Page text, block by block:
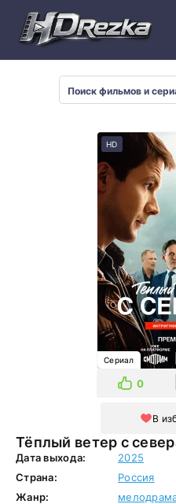
HD
Сериал
0
В
Дата выхода:
2025
Страна:
Россия
Жанр: